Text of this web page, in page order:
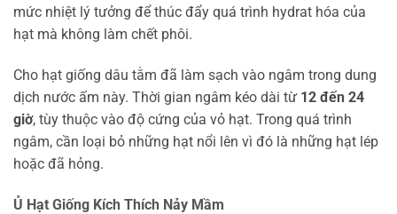
mức nhiệt lý tưởng để thúc đẩy quá trình hydrat hóa của
hạt mà không làm chết phôi.
Cho hạt giống dâu tằm đã làm sạch vào ngâm trong dung
dịch nước ấm này. Thời gian ngâm kéo dài từ 12 đến 24
giờ, tùy thuộc vào độ cứng của vỏ hạt. Trong quá trình
ngâm, cần loại bỏ những hạt nổi lên vì đó là những hạt lép
hoặc đã hỏng.
Ủ Hạt Giống Kích Thích Nảy Mầm